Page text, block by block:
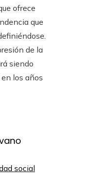
ofrece
que
de la
siendo
los años